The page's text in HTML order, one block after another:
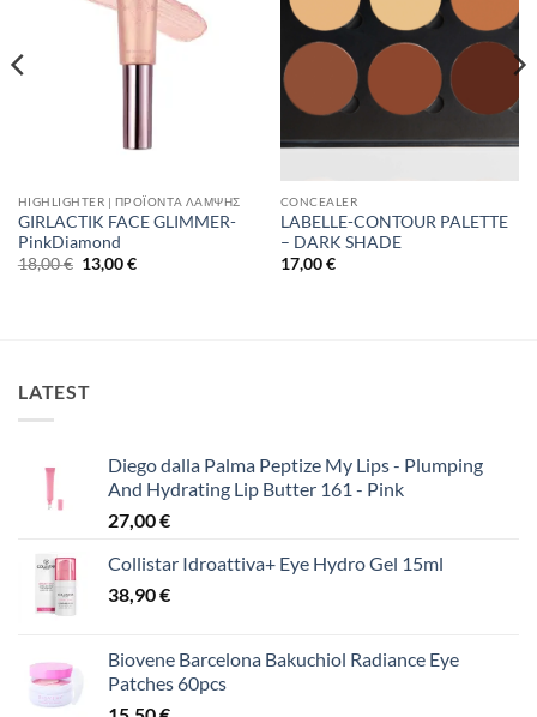
HIGHLIGHTER | ΠΡΟΪΌΝΤΑ ΛΆΜΨΗΣ
GIRLACTIK FACE GLIMMER-
PinkDiamond
18,00€ Original
price
13,00€Η
CONCEALER
LABELLE-CONTOUR PALETTE
– DARK SHADE
17,00€
LATEST
Diego dalla Palma Peptize My Lips - Plumping
And Hydrating Lip Butter 161 - Pink
27,00€
Collistar Idroattiva+ Eye Hydro Gel 15ml
38,90€
Biovene Barcelona Bakuchiol Radiance Eye
Patches 60pcs